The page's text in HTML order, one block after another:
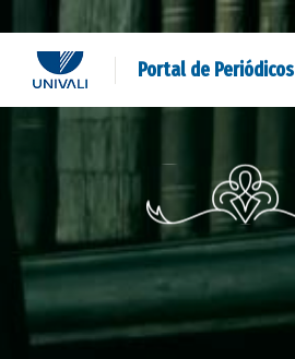
Portal de Periódicos